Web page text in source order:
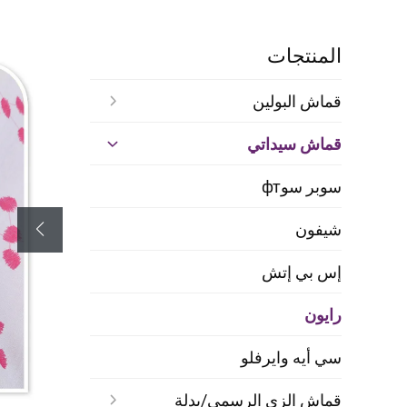
المنتجات
قماش البولين
قماش سيداتي
سوبر سوфт
شيفون
إس بي إتش
رايون
سي أيه وايرفلو
قماش الزي الرسمي/بدلة